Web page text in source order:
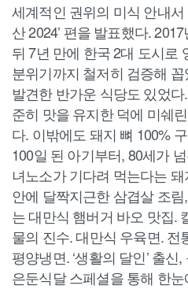
세계적인 권위의 미식 안내서
산 2024’ 편을 발표했다.
뒤 7년 만에 한국 2대 도시로
분위기까지 철저히 검증해
발견한 반가운 식당도 있었
준히 맛을 유지한 덕에 미쉐
다. 이밖에도 돼지 뼈 100%
100일 된 아기부터, 80세가
녀노소가 기다려 먹는다는
안에 달짝지근한 삼겹살 조
는 대만식 햄버거 바오 맛집.
물의 진수. 대만식 우육면.
평양냉면. ‘생활의 달인’ 출
은둔식달 스페셜을 통해 한